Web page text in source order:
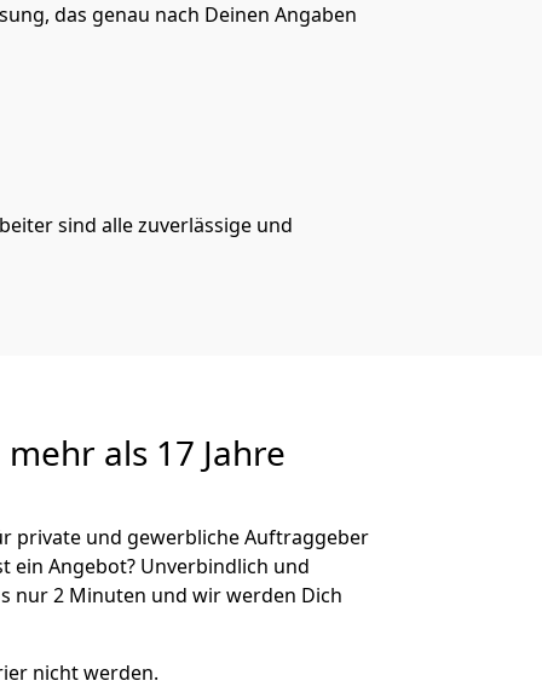
das genau nach Deinen Angaben
sind alle zuverlässige und
mehr als 17 Jahre
private und gewerbliche Auftraggeber
ein Angebot? Unverbindlich und
nur 2 Minuten und wir werden Dich
nicht werden.